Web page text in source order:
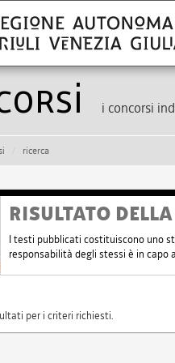
i concorsi
ricerca
RISULTATO
I testi pubblicati costituiscono uno
responsabilità degli stessi è in capo
per i criteri richiesti.